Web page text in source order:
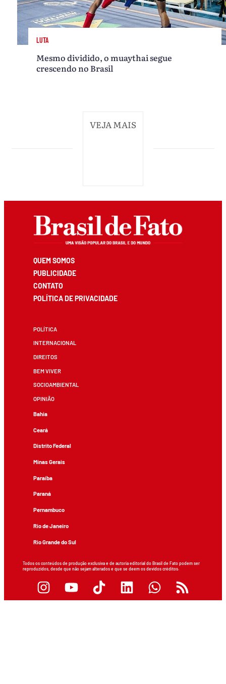
LUTA
Mesmo dividido, o muaythai segue
crescendo no Brasil
VEJA MAIS
QUEM SOMOS
PUBLICIDADE
CONTATO
POLÍTICA DE PRIVACIDADE
POLÍTICA
INTERNACIONAL
DIREITOS
BEM VIVER
SOCIOAMBIENTAL
OPINIÃO
Bahia
Ceará
Distrito Federal
Minas Gerais
Paraíba
Paraná
Pernambuco
Rio de Janeiro
Rio Grande do Sul
Todos os conteúdos de produção exclusiva e de autoria editorial do Brasil de Fato podem ser
reproduzidos, desde que não sejam alterados e que se deem os devidos créditos.